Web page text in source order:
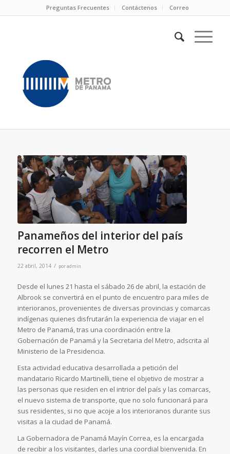
Preguntas Frecuentes Contáctenos Correo
Panameños del interior del país
recorren el Metro
22 abril, 2014 / poradmin
Desde el lunes 21 hasta el sábado 26 de abril, la estación de
Albrook se convertirá en el punto de encuentro para miles de
interioranos, provenientes de diversas provincias y comarcas
indígenas quienes disfrutarán la experiencia de viajar en el
Metro de Panamá, tras una coordinación entre la
Gobernación de Panamá y la Secretaria del Metro, adscrita al
Ministerio de la Presidencia.
Esta actividad educativa desarrollada a petición del
mandatario Ricardo Martinelli, tiene el objetivo de mostrar a
las personas que residen en el intrior del país y las comarcas,
el nuevo sistema de transporte, que no solo funcionará para
sus residentes, si no que acoje a los interioranos durante sus
visitas a la ciudad de Panamá.
La Gobernadora de Panamá Mayín Correa, es la encargada
de recibir a los visitantes, darles una coordial bienvenida. En